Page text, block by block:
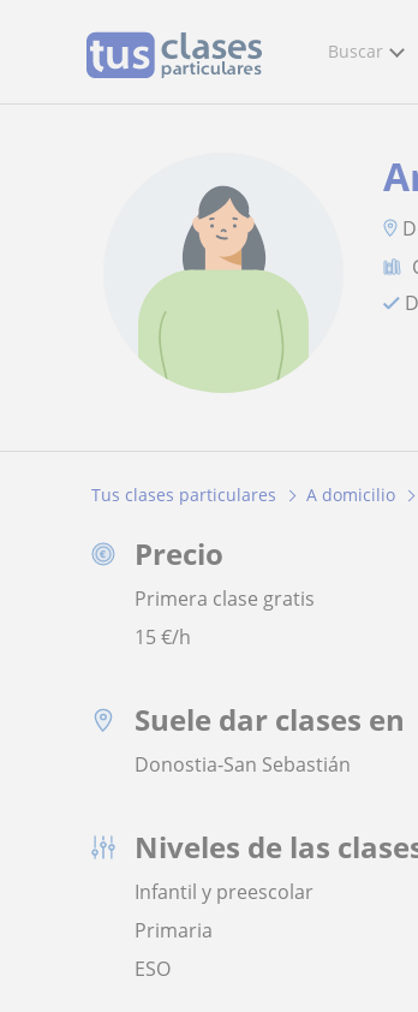
Buscar
Tus clases particulares A domicilio
Precio
Primera clase gratis
15€/h
Suele dar clases en
Donostia-San Sebastián
Niveles de las
Infantil y preescolar
Primaria
ESO